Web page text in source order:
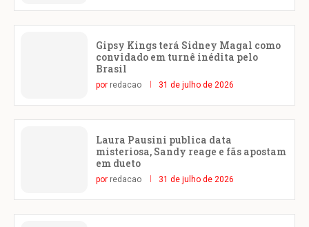
Gipsy Kings terá Sidney Magal como
convidado em turnê inédita pelo
Brasil
por redacao 31 de julho de 2026
Laura Pausini publica data
misteriosa, Sandy reage e fãs apostam
em dueto
por redacao 31 de julho de 2026